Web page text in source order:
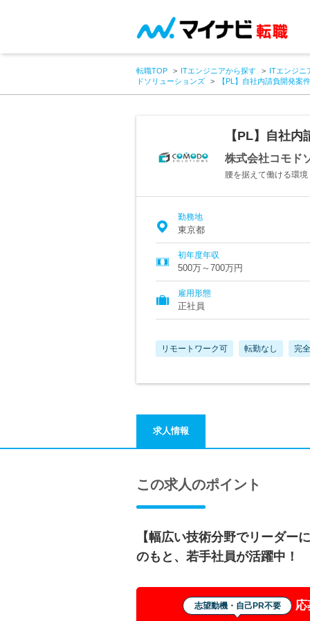
転職TOP ITエンジニアから探す
ITエンジニ
ドソリューションズ
【PL】自社内請負開発案
【PL】自社
株式会社コモド
腰を据えて働ける環
勤務地
東京都
初年度年収
500万～700万円
雇用形態
正社員
リモートワーク可 転勤なし 完
求人情報
この求人のポイント
【幅広い技術分野でリーダー
のもと、若手社員が活躍中！
志望動機・自己PR不要